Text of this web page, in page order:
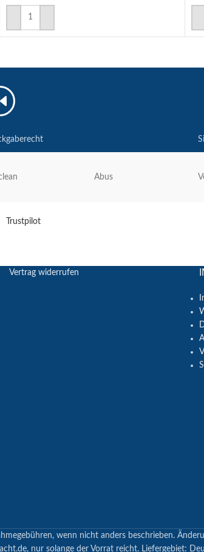
IN DEN WARENKORB
Abus
Trustpilot
Vertrag widerrufen
wenn nicht anders beschrieben.
nur solange der Vorrat reicht. Liefergebiet: